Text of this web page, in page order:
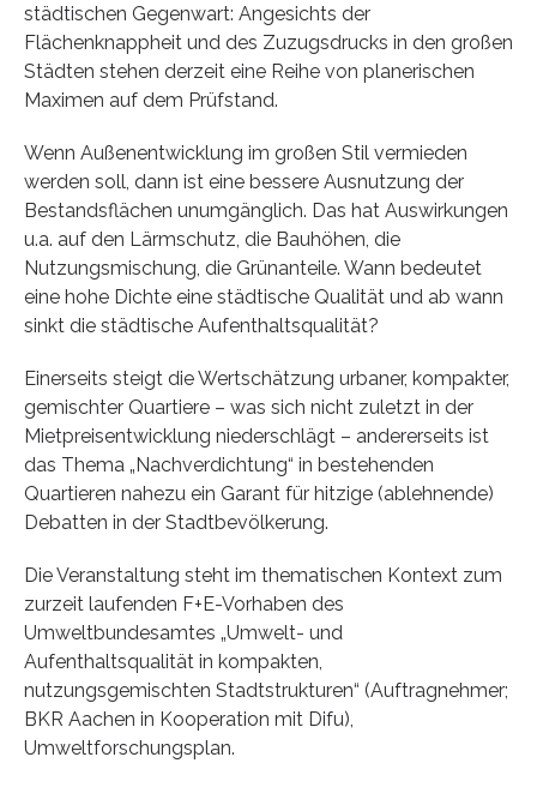
städtischen Gegenwart: Angesichts der
Flächenknappheit und des Zuzugsdrucks in den großen
Städten stehen derzeit eine Reihe von planerischen
Maximen auf dem Prüfstand.
Wenn Außenentwicklung im großen Stil vermieden
werden soll, dann ist eine bessere Ausnutzung der
Bestandsflächen unumgänglich. Das hat Auswirkungen
u.a. auf den Lärmschutz, die Bauhöhen, die
Nutzungsmischung, die Grünanteile. Wann bedeutet
eine hohe Dichte eine städtische Qualität und ab wann
sinkt die städtische Aufenthaltsqualität?
Einerseits steigt die Wertschätzung urbaner, kompakter,
gemischter Quartiere – was sich nicht zuletzt in der
Mietpreisentwicklung niederschlägt – andererseits ist
das Thema „Nachverdichtung“ in bestehenden
Quartieren nahezu ein Garant für hitzige (ablehnende)
Debatten in der Stadtbevölkerung.
Die Veranstaltung steht im thematischen Kontext zum
zurzeit laufenden F+E-Vorhaben des
Umweltbundesamtes „Umwelt- und
Aufenthaltsqualität in kompakten,
nutzungsgemischten Stadtstrukturen“ (Auftragnehmer;
BKR Aachen in Kooperation mit Difu),
Umweltforschungsplan.